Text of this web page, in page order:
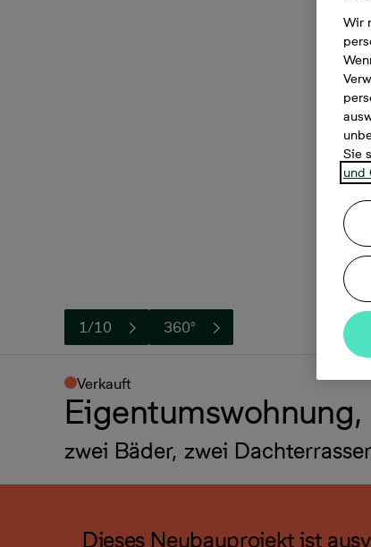
1/10 360°
Verkauft
zwei Bäder, zwei
Dieses Neubauprojekt ist
Wir
Sie
und